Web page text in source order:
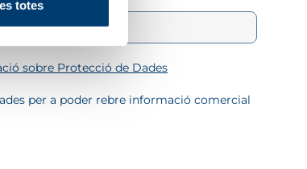
totes
sobre Protecció de Dades
per a poder rebre informació comercial